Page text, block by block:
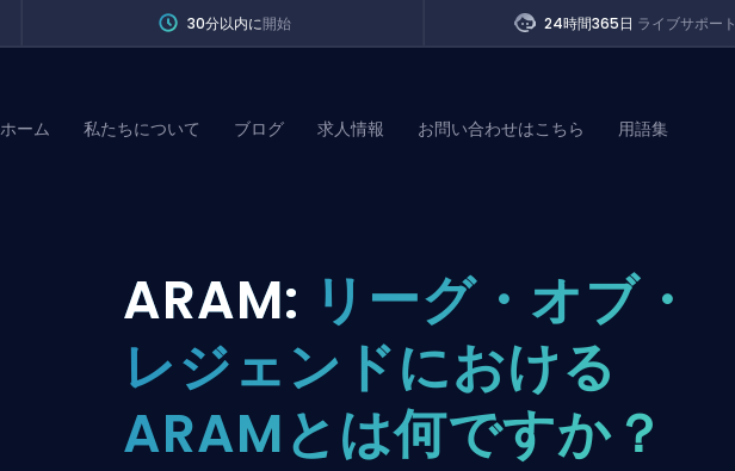
30分以内に開始 24時間365日 ライブサポート
Division Boost
Coaching
ホーム 私たちについて ブログ 求人情報 お問い合わせはこちら 用語集
ARAM: リーグ・オブ・
レジェンドにおける
ARAMとは何ですか？